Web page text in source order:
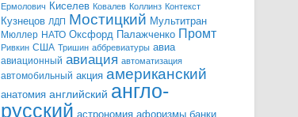
Ермолович Киселев Ковалев Коллинз Контекст
Кузнецов ЛДП Мостицкий Мультитран
Мюллер НАТО Оксфорд Палажченко Промт
Ривкин США Тришин аббревиатуры авиа
авиационный авиация автоматизация
автомобильный акция американский
анатомия английский англо-
русский астрономия